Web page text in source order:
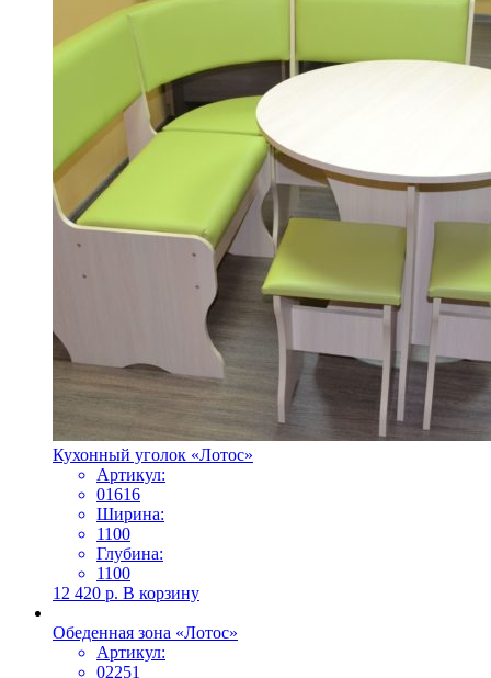
Кухонный уголок «Лотос»
Артикул:
01616
Ширина:
1100
Глубина:
1100
12 420 р. В корзину
Обеденная зона «Лотос»
Артикул:
02251